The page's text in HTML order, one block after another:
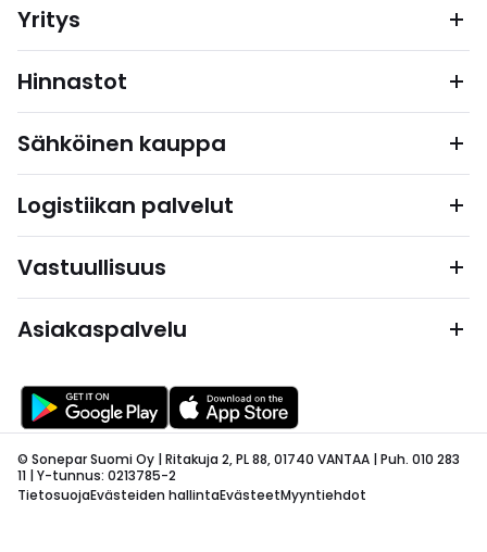
Yritys
Hinnastot
Sähköinen kauppa
Logistiikan palvelut
Vastuullisuus
Asiakaspalvelu
© Sonepar Suomi Oy | Ritakuja 2, PL 88, 01740 VANTAA | Puh. 010 283
11 | Y-tunnus: 0213785-2
TietosuojaEvästeiden hallintaEvästeetMyyntiehdot